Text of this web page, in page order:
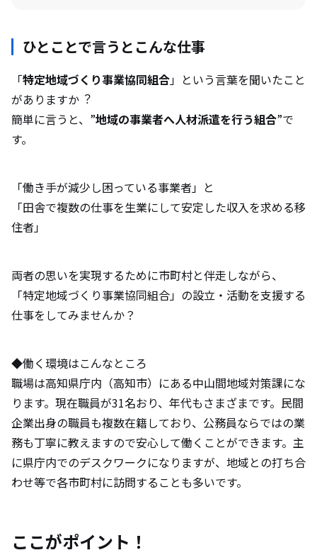
ひとことで言うとこんな仕事
「特定地域づくり事業協同組合」という⾔葉を聞いたこと
がありますか︖
簡単に⾔うと、”地域の事業者へ⼈材派遣を⾏う組合”で
す。
「働き手が減少し困っている事業者」と
「田舎で複数の仕事を生業にして安定した収入を求める移
住者」
両者の思いを実現するために市町村と伴走しながら、
「特定地域づくり事業協同組合」の設立・活動を支援する
仕事をしてみませんか？
◆働く環境はこんなところ
職場は高知県庁内（高知市）にある中山間地域対策課にな
ります。現在職員が31名おり、年代もさまざまです。民間
企業出身の職員も複数在籍しており、公務員ならではの業
務も丁寧に教えますので安心して働くことができます。主
に県庁内でのデスクワークになりますが、地域との打ち合
わせ等で各市町村に訪問することも多いです。
ここがポイント！